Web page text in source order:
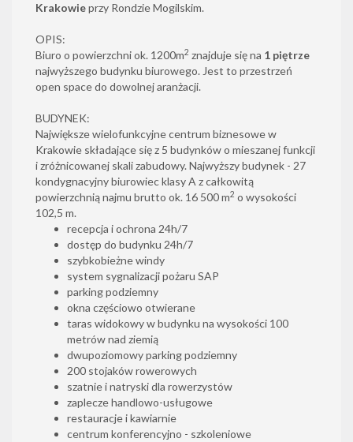
Krakowieprzy Rondzie Mogilskim.
OPIS:
Biuro o powierzchni ok. 1200m2 znajduje się na 1 piętrze
najwyższego budynku biurowego. Jest to przestrzeń
open space do dowolnej aranżacji.
BUDYNEK:
Największe wielofunkcyjne centrum biznesowe w
Krakowie składające się z 5 budynków o mieszanej funkcji
i zróżnicowanej skali zabudowy. Najwyższy budynek - 27
kondygnacyjny biurowiec klasy A z całkowitą
powierzchnią najmu brutto ok. 16 500 m2 o wysokości
102,5 m.
recepcja i ochrona 24h/7
dostęp do budynku 24h/7
szybkobieżne windy
system sygnalizacji pożaru SAP
parking podziemny
okna częściowo otwierane
taras widokowy w budynku na wysokości 100
metrów nad ziemią
dwupoziomowy parking podziemny
200 stojaków rowerowych
szatnie i natryski dla rowerzystów
zaplecze handlowo-usługowe
restauracje i kawiarnie
centrum konferencyjno - szkoleniowe